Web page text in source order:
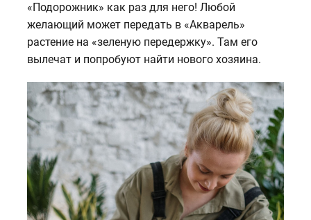
«Подорожник» как раз для него! Любой
желающий может передать в «Акварель»
растение на «зеленую передержку». Там его
вылечат и попробуют найти нового хозяина.